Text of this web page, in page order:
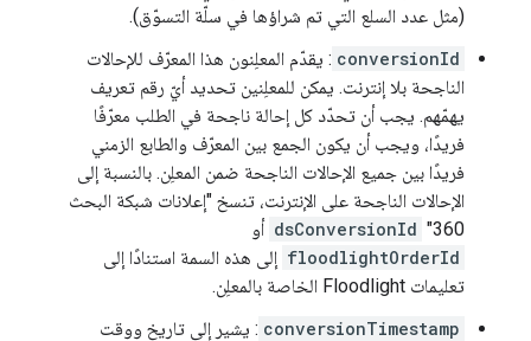
(مثل عدد السلع التي تم شراؤها في سلّة التسوّق).
conversionId : يقدّم المعلِنون هذا المعرّف للإحالات
الناجحة بلا إنترنت. يمكن للمعلِنين تحديد أيّ رقم تعريف
يهمّهم. يجب أن تحدّد كل إحالة ناجحة في الطلب معرّفًا
فريدًا، ويجب أن يكون الجمع بين المعرّف والطابع الزمني
فريدًا بين جميع الإحالات الناجحة ضمن المعلِن. بالنسبة إلى
الإحالات الناجحة على الإنترنت، تنسخ "إعلانات شبكة البحث
360"
dsConversionId أو
floodlightOrderId إلى هذه السمة استنادًا إلى
تعليمات Floodlight الخاصة بالمعلِن.
conversionTimestamp : يشير إلى تاريخ ووقت